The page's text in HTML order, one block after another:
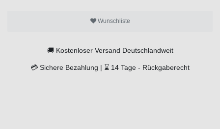
Wunschliste
🚚 Kostenloser Versand Deutschlandweit
💳 Sichere Bezahlung | ⌛ 14 Tage - Rückgaberecht